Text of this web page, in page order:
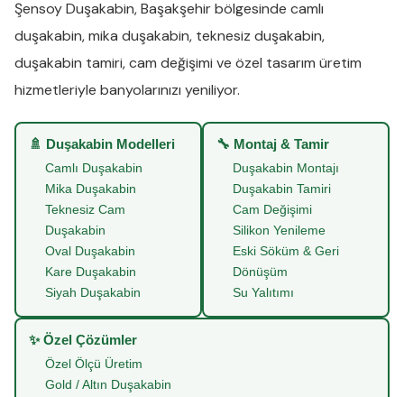
Şensoy Duşakabin,Başakşehirbölgesinde camlı
duşakabin,mika duşakabin, teknesiz duşakabin,
duşakabin tamiri,cam değişimi ve özel tasarım üretim
hizmetleriyle banyolarınızı yeniliyor.
🚿 Duşakabin Modelleri
Camlı Duşakabin
Mika Duşakabin
Teknesiz Cam
Duşakabin
Oval Duşakabin
Kare Duşakabin
Siyah Duşakabin
🔧 Montaj & Tamir
Duşakabin Montajı
Duşakabin Tamiri
Cam Değişimi
Silikon Yenileme
Eski Söküm & Geri
Dönüşüm
Su Yalıtımı
✨ Özel Çözümler
Özel Ölçü Üretim
Gold / Altın Duşakabin